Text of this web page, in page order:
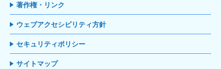
著作権・リンク
ウェブアクセシビリティ方針
セキュリティポリシー
サイトマップ